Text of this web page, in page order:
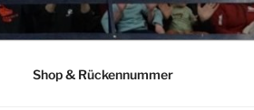
Shop & Rückennummer